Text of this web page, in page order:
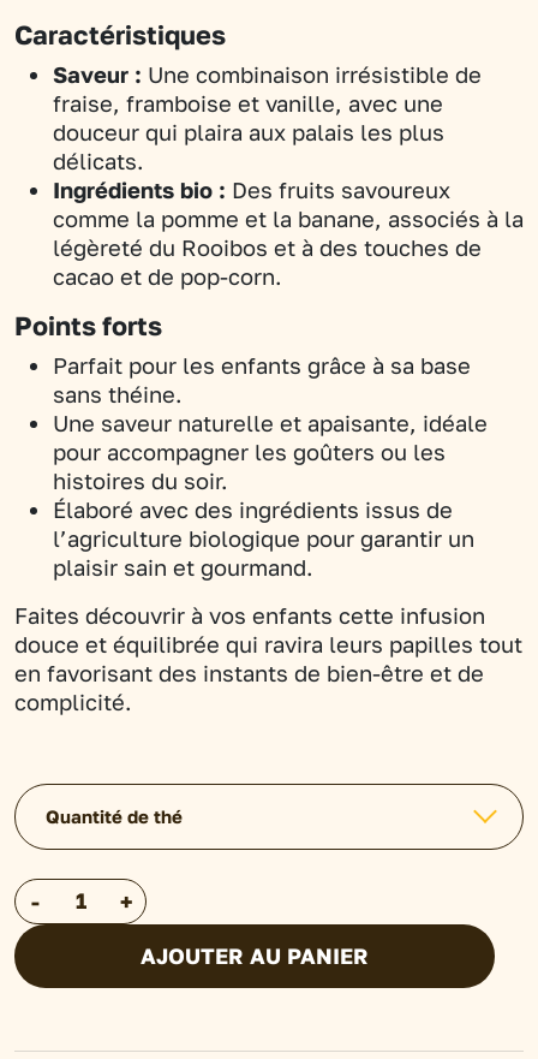
Caractéristiques
Saveur : Une combinaison irrésistible de
fraise, framboise et vanille, avec une
douceur qui plaira aux palais les plus
délicats.
Ingrédients bio : Des fruits savoureux
comme la pomme et la banane, associés à la
légèreté du Rooibos et à des touches de
cacao et de pop-corn.
Points forts
Parfait pour les enfants grâce à sa base
sans théine.
Une saveur naturelle et apaisante, idéale
pour accompagner les goûters ou les
histoires du soir.
Élaboré avec des ingrédients issus de
l’agriculture biologique pour garantir un
plaisir sain et gourmand.
Faites découvrir à vos enfants cette infusion
douce et équilibrée qui ravira leurs papilles tout
en favorisant des instants de bien-être et de
complicité.
Quantité de thé
quantité
de
Infusion
- +
AJOUTER AU PANIER